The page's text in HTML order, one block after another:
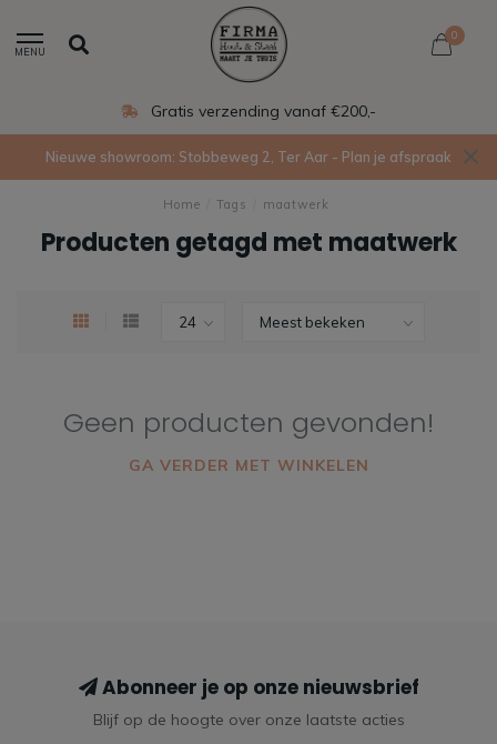
MENU
0
Gratis verzending vanaf €200,-
Nieuwe showroom: Stobbeweg 2, Ter Aar - Plan je afspraak
Home Tags maatwerk
Producten getagd met maatwerk
Geen producten gevonden!
GA VERDER MET WINKELEN
Abonneer je op onze nieuwsbrief
Blijf op de hoogte over onze laatste acties